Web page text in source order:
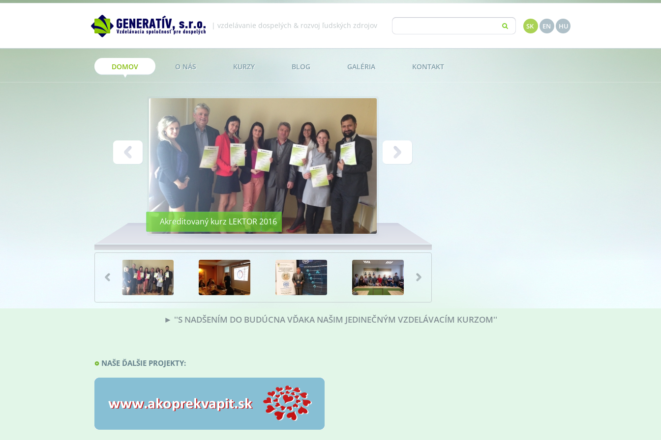
Jump to navigation
| vzdelávanie dospelých & rozvoj ľudských zdrojov
Vyhľadávanie
Hľadať SK EN HU
Akreditovaný kurz LEKTOR 2016
► ''S NADŠENÍM DO BUDÚCNA VĎAKA NAŠIM JEDINEČNÝM VZDELÁVACÍM KURZOM''
NAŠE ĎALŠIE PROJEKTY:
DOMOV O NÁS KURZY BLOG GALÉRIA KONTAKT